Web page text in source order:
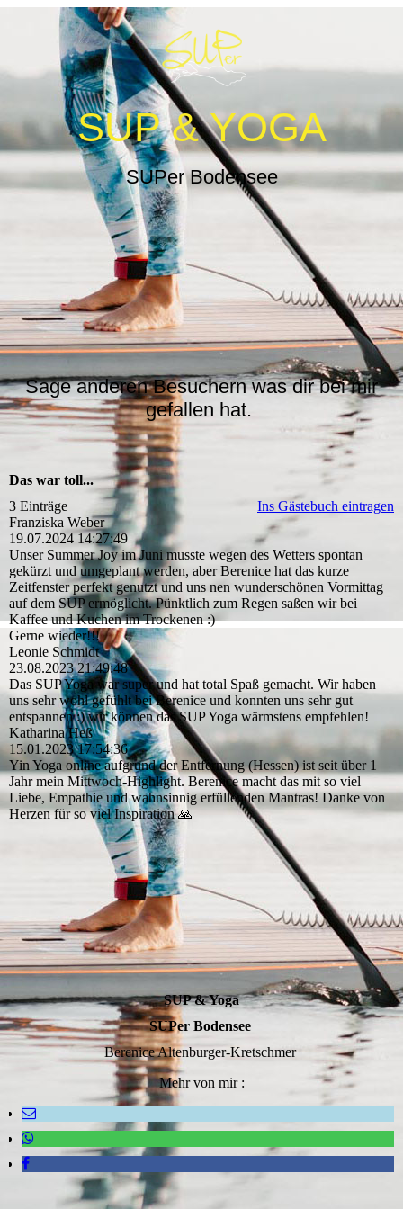
SUP & YOGA
SUPer Bodensee
Sage anderen Besuchern was dir bei mir
gefallen hat.
Das war toll...
3 Einträge
Ins Gästebuch eintragen
Franziska Weber
19.07.2024 14:27:49
Unser Summer Joy im Juni musste wegen des Wetters spontan
gekürzt und umgeplant werden, aber Berenice hat das kurze
Zeitfenster perfekt genutzt und uns nen wunderschönen Vormittag
auf dem SUP ermöglicht. Pünktlich zum Regen saßen wir bei
Kaffee und Kuchen im Trockenen :)
Gerne wieder!!!
Leonie Schmidt
23.08.2023 21:49:48
Das SUP Yoga war super und hat total Spaß gemacht. Wir haben
uns sehr wohl gefühlt bei Berenice und konnten uns sehr gut
entspannen :) wir können das SUP Yoga wärmstens empfehlen!
Katharina Heß
15.01.2023 17:54:36
Yin Yoga online aufgrund der Entfernung (Hessen) ist seit über 1
Jahr mein Mittwoch-Highlight. Berenice macht das mit so viel
Liebe, Empathie und wahnsinnig erfüllenden Mantras! Danke von
Herzen für so viel Inspiration 🙏
SUP & Yoga
SUPer Bodensee
Berenice Altenburger-Kretschmer
Mehr von mir :